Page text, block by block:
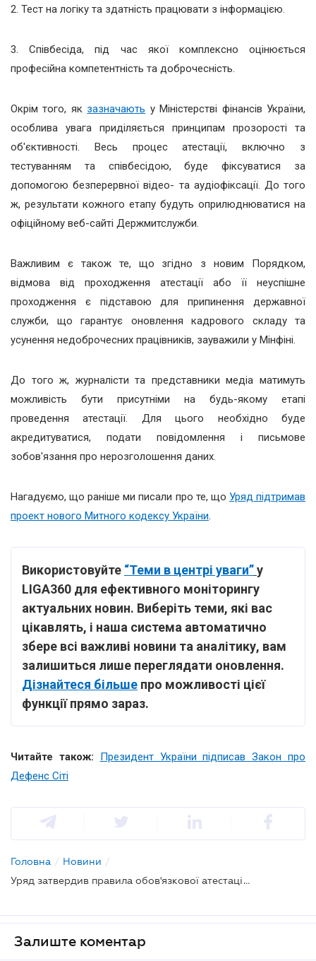
2. Тест на логіку та здатність працювати з інформацією.
3. Співбесіда, під час якої комплексно оцінюється
професійна компетентність та доброчесність.
Окрім того, як зазначають у Міністерстві фінансів України,
особлива увага приділяється принципам прозорості та
об'єктивності. Весь процес атестації, включно з
тестуванням та співбесідою, буде фіксуватися за
допомогою безперервної відео- та аудіофіксації. До того
ж, результати кожного етапу будуть оприлюднюватися на
офіційному веб-сайті Держмитслужби.
Важливим є також те, що згідно з новим Порядком,
відмова від проходження атестації або її неуспішне
проходження є підставою для припинення державної
служби, що гарантує оновлення кадрового складу та
усунення недоброчесних працівників, зауважили у Мінфіні.
До того ж, журналісти та представники медіа матимуть
можливість бути присутніми на будь-якому етапі
проведення атестації. Для цього необхідно буде
акредитуватися, подати повідомлення і письмове
зобов'язання про нерозголошення даних.
Нагадуємо, що раніше ми писали про те, що Уряд підтримав
проект нового Митного кодексу України.
Використовуйте “Теми в центрі уваги”у
LIGA360 для ефективного моніторингу
актуальних новин. Виберіть теми, які вас
цікавлять, і наша система автоматично
збере всі важливі новини та аналітику, вам
залишиться лише переглядати оновлення.
Дізнайтеся більше про можливості цієї
функції прямо зараз.
Читайте також:
Президент України підписав Закон про
Дефенс Сіті
Головна / Новини /
Уряд затвердив правила обов'язкової атестації митників
Залиште коментар